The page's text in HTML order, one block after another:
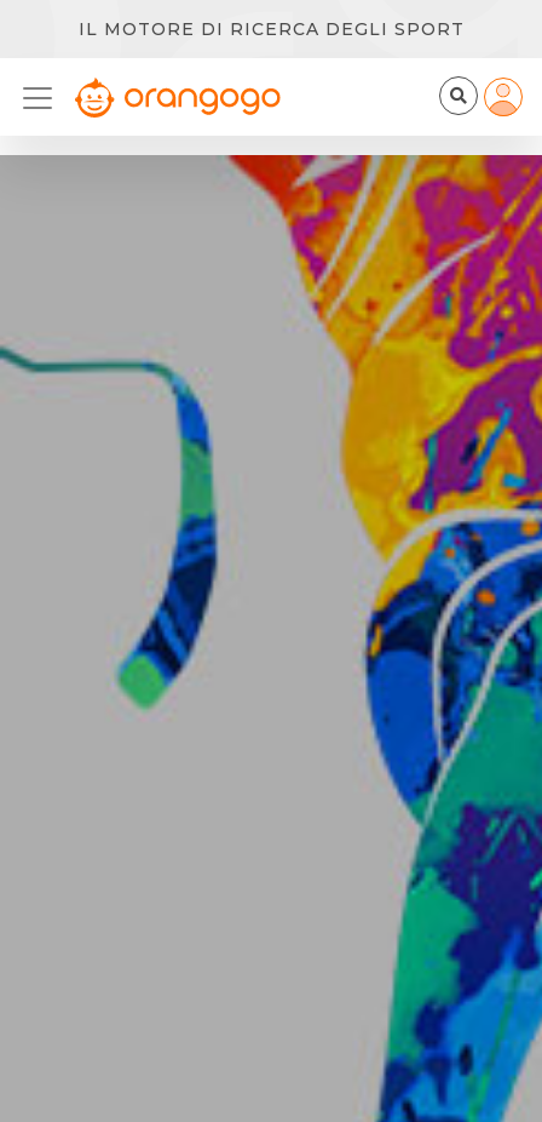
IL MOTORE DI RICERCA DEGLI SPORT